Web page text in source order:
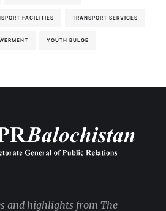
FACILITIES TRANSPORT SERVICES
YOUTH BULGE
and highlights from The